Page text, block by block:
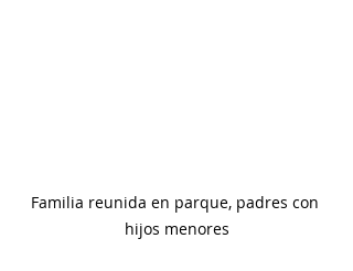
Familia reunida en parque, padres con
hijos menores